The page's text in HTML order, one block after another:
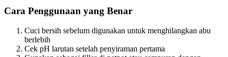
Cara Penggunaan yang Benar
Cuci bersih sebelum digunakan untuk menghilangkan abu
berlebih
Cek pH larutan setelah penyiraman pertama